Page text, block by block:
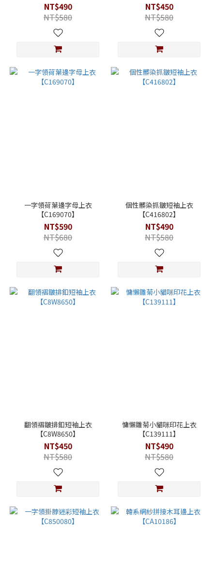
NT$490
NT$580
NT$450
NT$580
一字領荷葉邊字母上衣
【C169070】
NT$590
NT$680
個性髒染抓皺短袖上衣
【C416802】
NT$490
NT$580
翻領褶皺排釦短袖上衣
【C8W8650】
NT$450
NT$580
慵懶雛菊小貓咪印花上衣
【C139111】
NT$490
NT$580